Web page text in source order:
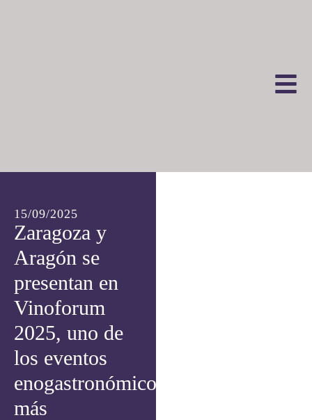
15/09/2025
Zaragoza y
Aragón se
presentan en
Vinoforum
2025, uno de
los eventos
enogastronómicos
más